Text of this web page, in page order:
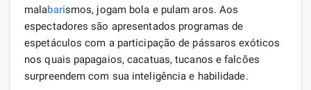
malabarismos, jogam bola e pulam aros. Aos
espectadores são apresentados programas de
espetáculos com a participação de pássaros exóticos
nos quais papagaios, cacatuas, tucanos e falcões
surpreendem com sua inteligência e habilidade.